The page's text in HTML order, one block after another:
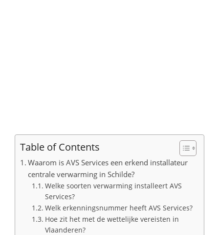
Table of Contents
Waarom is AVS Services een erkend installateur
centrale verwarming in Schilde?
Welke soorten verwarming installeert AVS
Services?
Welk erkenningsnummer heeft AVS Services?
Hoe zit het met de wettelijke vereisten in
Vlaanderen?